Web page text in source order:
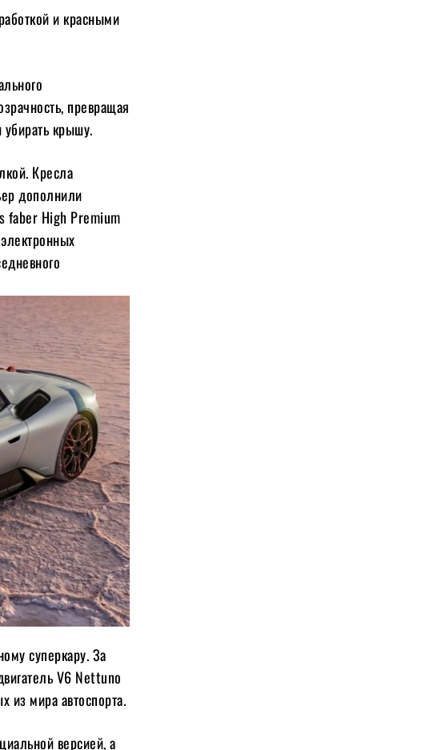
и красными
превращая
крышу.
Кресла
дополнили
faber High Premium
суперкару. За
V6 Nettuno
из мира автоспорта.
версией, а